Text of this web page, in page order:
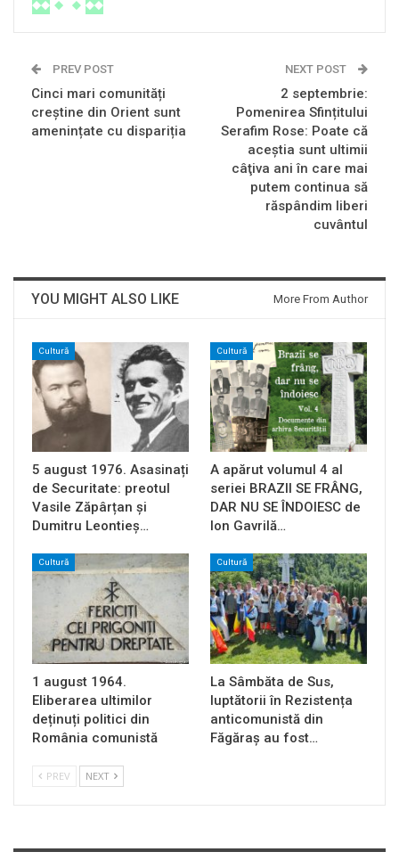
PREV POST
Cinci mari comunități
creștine din Orient sunt
amenințate cu dispariția
NEXT POST
2 septembrie:
Pomenirea Sfințitului
Serafim Rose: Poate că
aceştia sunt ultimii
câţiva ani în care mai
putem continua să
răspândim liberi
cuvântul
YOU MIGHT ALSO LIKE More From Author
Cultură
5 august 1976. Asasinați
de Securitate: preotul
Vasile Zăpârțan și
Dumitru Leontieș…
Cultură
A apărut volumul 4 al
seriei BRAZII SE FRÂNG,
DAR NU SE ÎNDOIESC de
Ion Gavrilă…
Cultură
1 august 1964.
Eliberarea ultimilor
deținuți politici din
România comunistă
Cultură
La Sâmbăta de Sus,
luptătorii în Rezistența
anticomunistă din
Făgăraș au fost…
PREV NEXT